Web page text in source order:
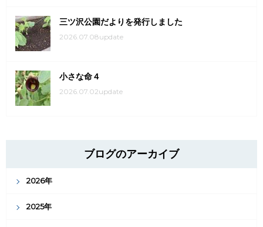
三ツ沢公園だよりを発行しました
2026.07.08update
小さな命４
2026.07.02update
ブログのアーカイブ
2026年
2025年